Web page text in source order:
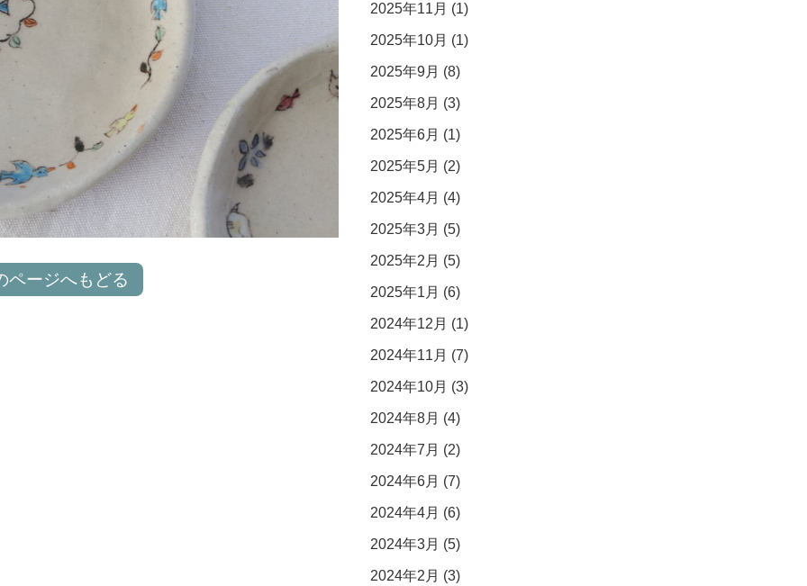
ページへもどる
2025年11月 (1)
2025年10月 (1)
2025年9月 (8)
2025年8月 (3)
2025年6月 (1)
2025年5月 (2)
2025年4月 (4)
2025年3月 (5)
2025年2月 (5)
2025年1月 (6)
2024年12月 (1)
2024年11月 (7)
2024年10月 (3)
2024年8月 (4)
2024年7月 (2)
2024年6月 (7)
2024年4月 (6)
2024年3月 (5)
2024年2月 (3)